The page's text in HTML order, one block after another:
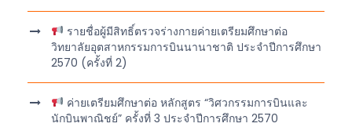
รายชื่อผู้มีสิทธิ์ตรวจร่างกายค่ายเตรียมศึกษาต่อ
วิทยาลัยอุตสาหกรรมการบินนานาชาติ ประจำปีการศึกษา
2570 (ครั้งที่ 2)
ค่ายเตรียมศึกษาต่อ หลักสูตร “วิศวกรรมการบินและ
นักบินพาณิชย์” ครั้งที่ 3 ประจำปีการศึกษา 2570